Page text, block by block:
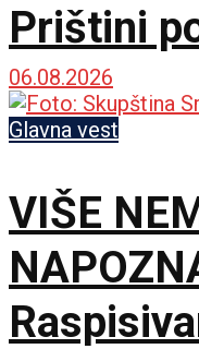
Prištini
Srba za
zločine u
06.08.2026
Glavna vest
VIŠE